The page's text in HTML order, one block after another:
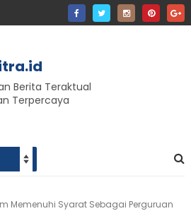
Berita Teraktual
Terpercaya
Memenuhi Syarat Sebagai Perguruan